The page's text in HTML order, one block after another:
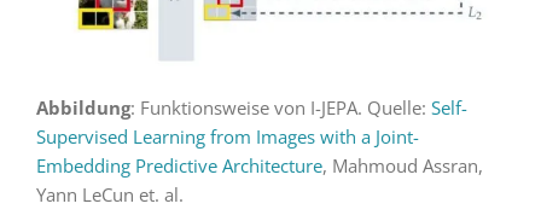
Abbildung: Funktionsweise von I-JEPA. Quelle: Self-
Supervised Learning from Images with a Joint-
Embedding Predictive Architecture, Mahmoud Assran,
Yann LeCun et. al.